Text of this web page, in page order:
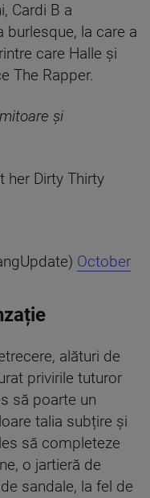
Cardi B a
la care a
care Halle și
The Rapper.
și
her Dirty Thirty
October
alături de
privirile tuturor
să poarte un
talia subțire și
să completeze
o jartieră de
sandale, la fel de